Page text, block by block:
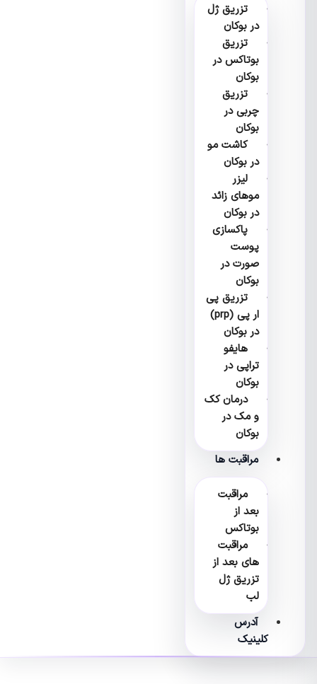
تزریق ژل
در بوکان
تزریق
بوتاکس در
بوکان
تزریق
چربی در
بوکان
کاشت مو
در بوکان
لیزر
موهای زائد
در بوکان
پاکسازی
پوست
صورت در
بوکان
تزریق پی
ار پی (prp)
در بوکان
هایفو
تراپی در
بوکان
درمان کک
و مک در
بوکان
مراقبت ها
مراقبت
بعد از
بوتاکس
مراقبت
های بعد از
تزریق ژل
آدرس
کلینیک